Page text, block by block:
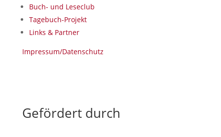
Buch- und Leseclub
Tagebuch-Projekt
Links & Partner
Impressum/Datenschutz
Gefördert durch